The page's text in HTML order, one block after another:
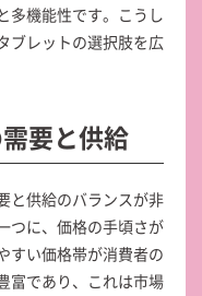
多機能性です。こうし
ブレットの選択肢を広
要と供給
と供給のバランスが非
つに、価格の手頃さが
すい価格帯が消費者の
富であり、これは市場